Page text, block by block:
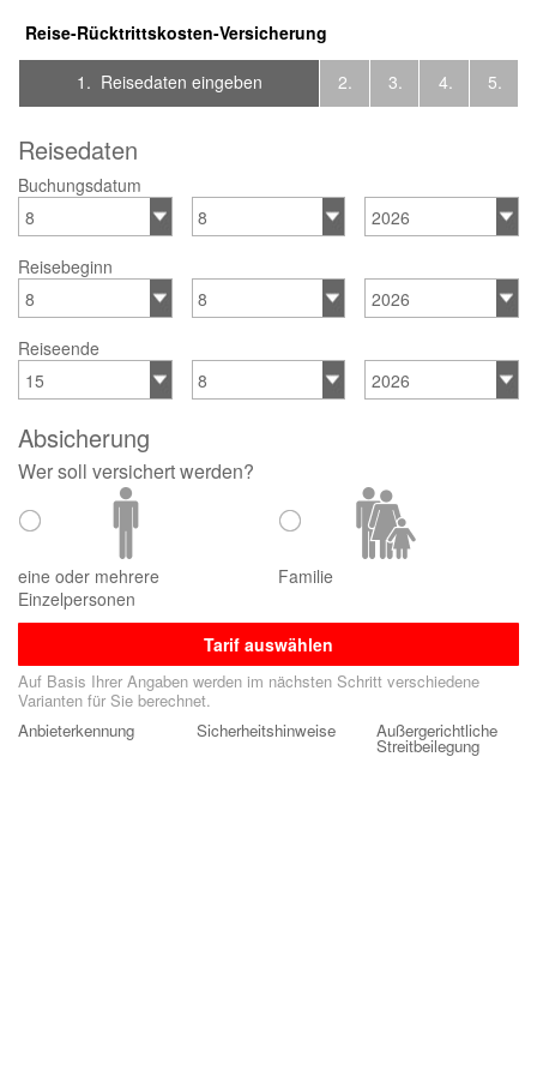
Reise-Rücktrittskosten-Versicherung
1. Reisedaten eingeben 2. 3. 4. 5.
Reisedaten
Buchungsdatum
Reisebeginn
Reiseende
Absicherung
Wer soll versichert werden?
eine oder mehrere
Einzelpersonen
Familie
Tarif auswählen
Auf Basis Ihrer Angaben werden im nächsten Schritt verschiedene
Varianten für Sie berechnet.
Anbieterkennung
Sicherheitshinweise Außergerichtliche
Streitbeilegung